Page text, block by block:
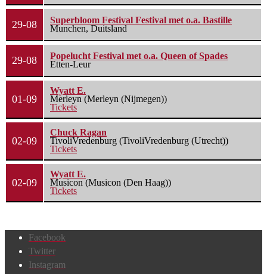
29-08
Superbloom Festival Festival met o.a. Bastille
Munchen, Duitsland
29-08
Popelucht Festival met o.a. Queen of Spades
Etten-Leur
01-09
Wyatt E.
Merleyn (Merleyn (Nijmegen))
Tickets
02-09
Chuck Ragan
TivoliVredenburg (TivoliVredenburg (Utrecht))
Tickets
02-09
Wyatt E.
Musicon (Musicon (Den Haag))
Tickets
Facebook
Twitter
Instagram